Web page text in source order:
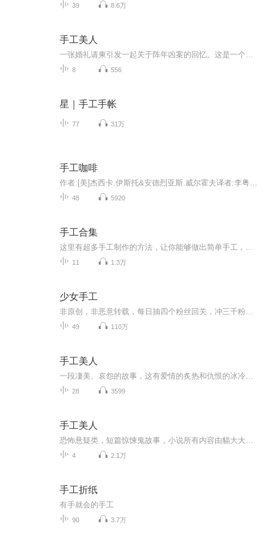
39 8.6万
手工美人
8 556
星｜手工手帐
77 31万
手工咖啡
48 5920
手工合集
11 1.3万
少女手工
49 110万
手工美人
28 3599
手工美人
4 2.1万
手工折纸
有手就会的手工
90 3.7万